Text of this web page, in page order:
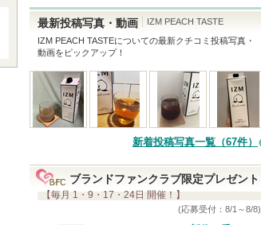
最新投稿写真・動画
IZM PEACH TASTE
IZM PEACH TASTEについての最新クチコミ投稿写真・
動画をピックアップ！
新着投稿写真一覧（67件）
ブランドファンクラブ限定プレゼント
【毎月 1・9・17・24日 開催！】
(応募受付：8/1～8/8)